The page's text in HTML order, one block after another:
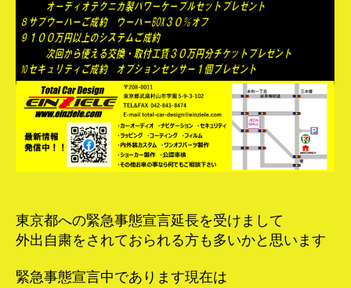
へ
の
東京都への緊急事態宣言延長を受けまして
外出自粛をされておられる方も多いかと思います
緊急事態宣言中であります現在は